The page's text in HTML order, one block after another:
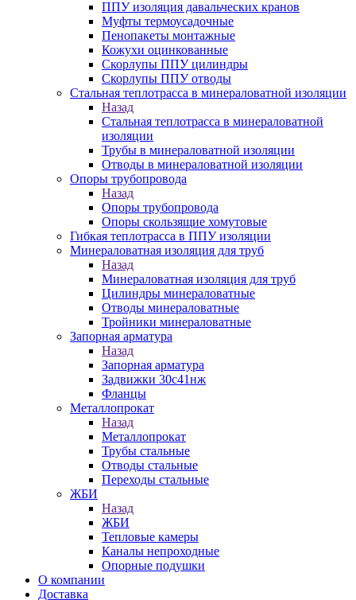
ППУ изоляция давальческих кранов
Муфты термоусадочные
Пенопакеты монтажные
Кожухи оцинкованные
Скорлупы ППУ цилиндры
Скорлупы ППУ отводы
Стальная теплотрасса в минераловатной изоляции
Назад
Стальная теплотрасса в минераловатной
изоляции
Трубы в минераловатной изоляции
Отводы в минераловатной изоляции
Опоры трубопровода
Назад
Опоры трубопровода
Опоры скользящие хомутовые
Гибкая теплотрасса в ППУ изоляции
Минераловатная изоляция для труб
Назад
Минераловатная изоляция для труб
Цилиндры минераловатные
Отводы минераловатные
Тройники минераловатные
Запорная арматура
Назад
Запорная арматура
Задвижки 30с41нж
Фланцы
Металлопрокат
Назад
Металлопрокат
Трубы стальные
Отводы стальные
Переходы стальные
ЖБИ
Назад
ЖБИ
Тепловые камеры
Каналы непроходные
Опорные подушки
О компании
Доставка